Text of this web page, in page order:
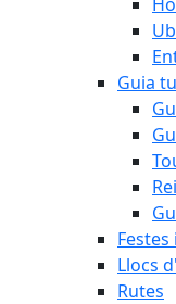
Guia
Llocs
Rutes